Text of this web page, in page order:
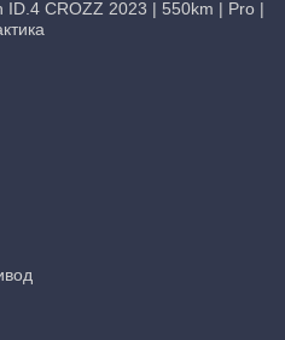
ID.4 CROZZ 2023 | 550km | Pro |